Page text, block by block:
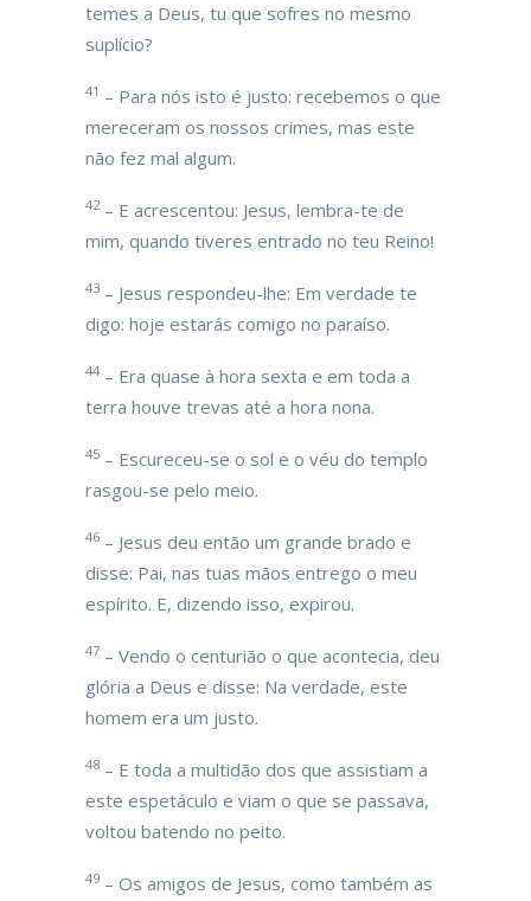
temes a Deus, tu que sofres no mesmo
suplício?
41 – Para nós isto é justo: recebemos o que
mereceram os nossos crimes, mas este
não fez mal algum.
42– E acrescentou: Jesus, lembra-te de
mim, quando tiveres entrado no teu Reino!
43 – Jesus respondeu-lhe: Em verdade te
digo: hoje estarás comigo no paraíso.
44 – Era quase à hora sexta e em toda a
terra houve trevas até a hora nona.
45 – Escureceu-se o sol e o véu do templo
rasgou-se pelo meio.
46 – Jesus deu então um grande brado e
disse: Pai, nas tuas mãos entrego o meu
espírito. E, dizendo isso, expirou.
47 – Vendo o centurião o que acontecia, deu
glória a Deus e disse: Na verdade, este
homem era um justo.
48 – E toda a multidão dos que assistiam a
este espetáculo e viam o que se passava,
voltou batendo no peito.
49 – Os amigos de Jesus, como também as